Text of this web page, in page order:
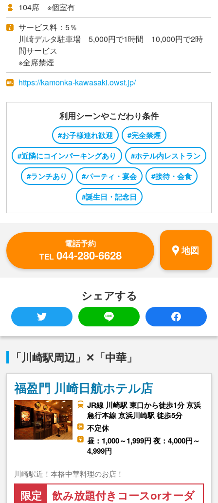
104席 ※個室有
サービス料：5％
川崎デルタ駐車場 5,000円で1時間 10,000円で2時
間サービス
※全席禁煙
https://kamonka-kawasaki.owst.jp/
利用シーンやこだわり条件
#お子様連れ歓迎
#完全禁煙
#近隣にコインパーキングあり
#ホテル内レストラン
#ランチあり
#パーティ・宴会
#接待・会食
#誕生日・記念日
電話予約
TEL 044-280-6628 地図
シェアする
「川崎駅周辺」✕「中華」
福盈門 川崎日航ホテル店
JR線 川崎駅 東口から徒歩1分 京浜
急行本線 京浜川崎駅 徒歩5分
不定休
昼：1,000～1,999円 夜：4,000円～
4,999円
川崎駅近！本格中華料理のお店！
限定
飲み放題付きコースorオーダ